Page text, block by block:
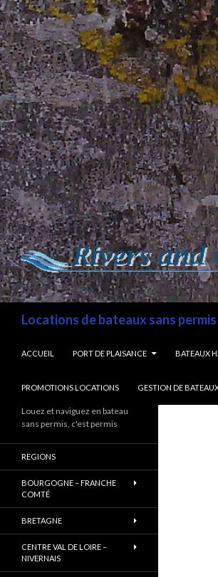
Locations de bateaux sans
ACCUEIL
PORT DE PLAISANCE BATEAUX
PROMOTIONS LOCATIONS GESTION DE
Louez et naviguez en bateau
sans permis, c'est permis
REGIONS
BOURGOGNE – FRANCHE
COMTÉ
BRETAGNE
CENTRE VAL DE LOIRE –
NIVERNAIS